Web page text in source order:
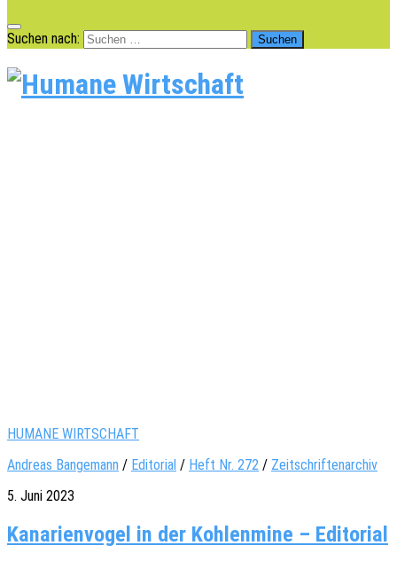
Suchen nach:
HUMANE WIRTSCHAFT
Andreas Bangemann / Editorial / Heft Nr. 272 / Zeitschriftenarchiv
5. Juni 2023
Kanarienvogel in der Kohlenmine – Editorial